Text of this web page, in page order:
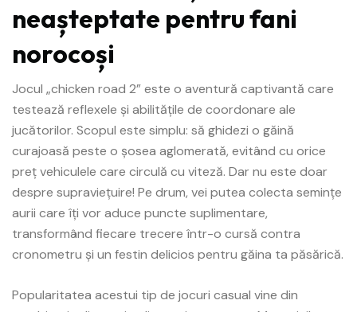
neașteptate pentru fani
norocoși
Jocul „chicken road 2” este o aventură captivantă care
testează reflexele și abilitățile de coordonare ale
jucătorilor. Scopul este simplu: să ghidezi o găină
curajoasă peste o șosea aglomerată, evitând cu orice
preț vehiculele care circulă cu viteză. Dar nu este doar
despre supraviețuire! Pe drum, vei putea colecta semințe
aurii care îți vor aduce puncte suplimentare,
transformând fiecare trecere într-o cursă contra
cronometru și un festin delicios pentru găina ta păsărică.
Popularitatea acestui tip de jocuri casual vine din